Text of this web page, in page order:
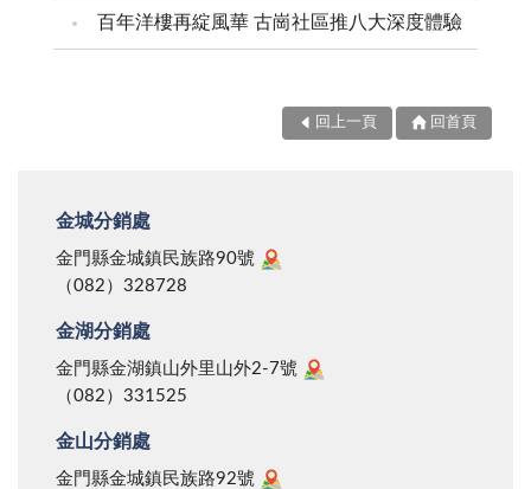
百年洋樓再綻風華 古崗社區推八大深度體驗
回上一頁 回首頁
金城分銷處
金門縣金城鎮民族路90號
（082）328728
金湖分銷處
金門縣金湖鎮山外里山外2-7號
（082）331525
金山分銷處
金門縣金城鎮民族路92號